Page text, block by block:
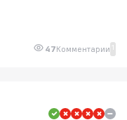
47Комментарии 1